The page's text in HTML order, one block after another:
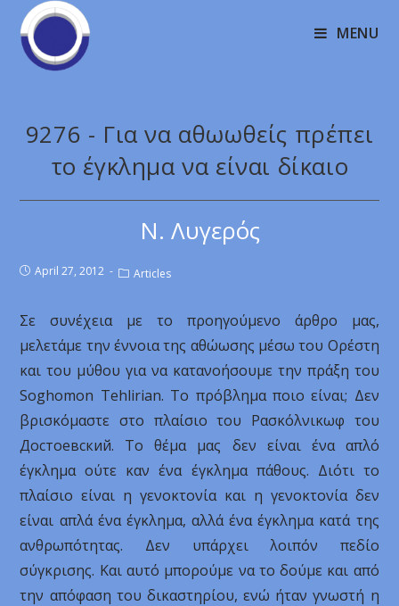
MENU
9276 - Για να αθωωθείς πρέπει
το έγκλημα να είναι δίκαιο
Ν. Λυγερός
April 27, 2012 Articles
Σε συνέχεια με το προηγούμενο άρθρο μας,
μελετάμε την έννοια της αθώωσης μέσω του Ορέστη
και του μύθου για να κατανοήσουμε την πράξη του
Soghomon Tehlirian. Το πρόβλημα ποιο είναι; Δεν
βρισκόμαστε στο πλαίσιο του Ρασκόλνικωφ του
Достоевский. Το θέμα μας δεν είναι ένα απλό
έγκλημα ούτε καν ένα έγκλημα πάθους. Διότι το
πλαίσιο είναι η γενοκτονία και η γενοκτονία δεν
είναι απλά ένα έγκλημα, αλλά ένα έγκλημα κατά της
ανθρωπότητας. Δεν υπάρχει λοιπόν πεδίο
σύγκρισης. Και αυτό μπορούμε να το δούμε και από
την απόφαση του δικαστηρίου, ενώ ήταν γνωστή η